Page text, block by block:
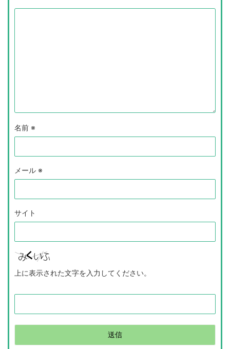
名前 ※
メール ※
サイト
上に表示された文字を入力してください。